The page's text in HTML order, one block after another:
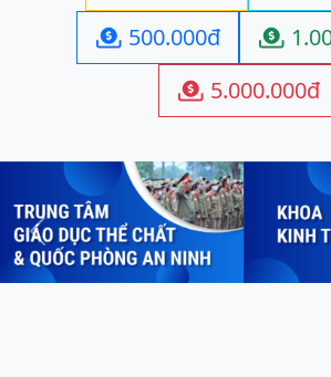
 500.000đ 
 5.000.000đ
Previous